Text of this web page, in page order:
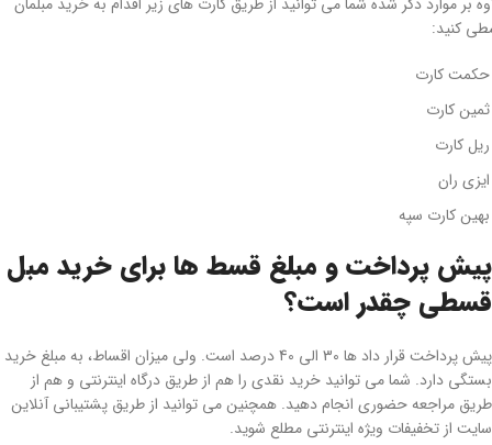
کنید:
حکمت کارت
ثمین کارت
ریل کارت
ایزی ران
بهین کارت سپه
پیش پرداخت و مبلغ قسط ها برای خرید مبل
قسطی چقدر است؟
پیش پرداخت قرار داد ها 30 الی 40 درصد است. ولی میزان اقساط، به مبلغ خرید
بستگی دارد. شما می توانید خرید نقدی را هم از طریق درگاه اینترنتی و هم از
طریق مراجعه حضوری انجام دهید. همچنین می توانید از طریق پشتیبانی آنلاین
سایت از تخفیفات ویژه اینترنتی مطلع شوید.